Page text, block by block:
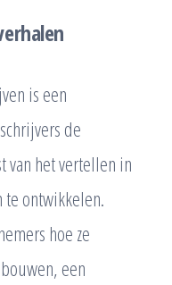
is een
de
het vertellen in
te ontwikkelen.
hoe ze
een